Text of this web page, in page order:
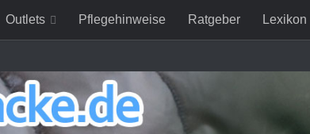
Outlets Pflegehinweise Ratgeber Lexikon